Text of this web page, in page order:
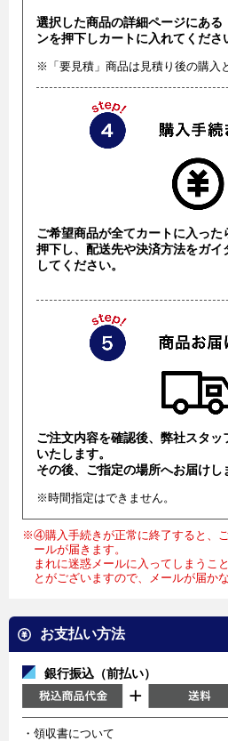
選択した商品の詳細ページにある
ンを押下しカートに入れてくださ
※「要見積」商品は見積り後の購入
ご希望商品が全てカートに入っ
押下し、配送先や決済方法をガイ
してください。
ご注文内容を確認後、弊社スタ
いたします。
その後、ご指定の場所へお届けし
※時間指定はできません。
※④購入手続きが正常に終了すると、
ールが届きます。
まれに迷惑メールに入ってしまうこ
とがございますので、メールが届か
お支払い方法
銀行振込（前払い）
・領収書について